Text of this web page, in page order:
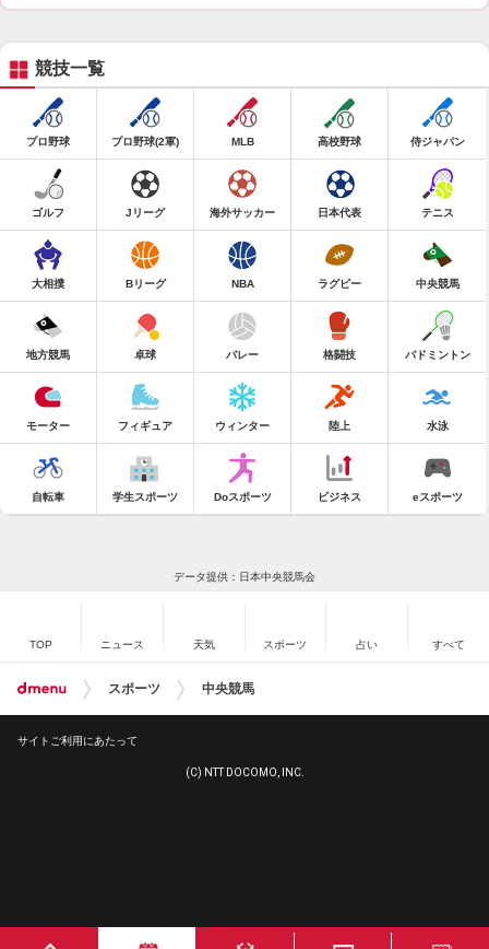
競技一覧
プロ野球 プロ野球(2軍) MLB 高校野球 侍ジャパン
ゴルフ Jリーグ 海外サッカー 日本代表 テニス
大相撲 Bリーグ NBA ラグビー 中央競馬
地方競馬 卓球 バレー 格闘技 バドミントン
モーター フィギュア ウィンター 陸上 水泳
自転車 学生スポーツ Doスポーツ ビジネス eスポーツ
データ提供：日本中央競馬会
TOP ニュース 天気 スポーツ 占い すべて
スポーツ 中央競馬
サイトご利用にあたって
(C) NTT DOCOMO, INC.